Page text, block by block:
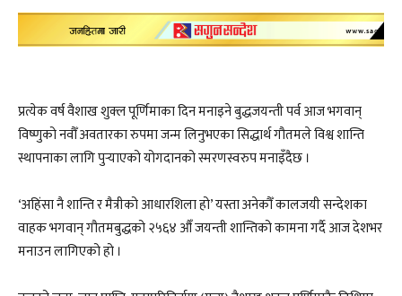
प्रत्येक वर्ष वैशाख शुक्ल पूर्णिमाका दिन मनाइने बुद्धजयन्ती पर्व आज भगवान्
विष्णुको नवौँ अवतारका रुपमा जन्म लिनुभएका सिद्धार्थ गौतमले विश्व शान्ति
स्थापनाका लागि पुर्‍याएको योगदानको स्मरणस्वरुप मनाइँदैछ ।
‘अहिंसा नै शान्ति र मैत्रीको आधारशिला हो’ यस्ता अनेकौँ कालजयी सन्देशका
वाहक भगवान् गौतमबुद्धको २५६४ औँ जयन्ती शान्तिको कामना गर्दै आज देशभर
मनाउन लागिएको हो ।